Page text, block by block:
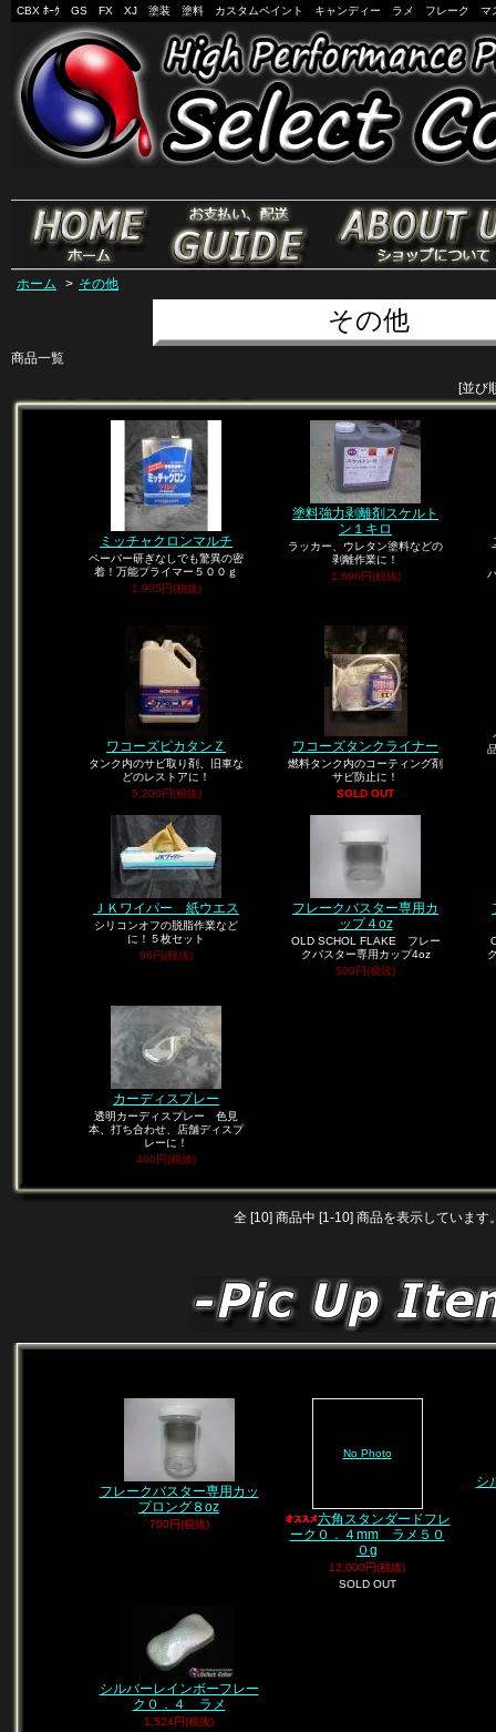
CBX ﾎｰｸ GS FX XJ 塗装 塗料 カスタムペイント キャンディー ラメ フレーク マ
ホーム > その他
その他
商品一覧
[並び
ミッチャクロンマルチ
ペーパー研ぎなしでも驚異の密
着！万能プライマー５００ｇ
1,905円(税抜)
塗料強力剥離剤スケルト
ン１キロ
ラッカー、ウレタン塗料などの
剥離作業に！
1,696円(税抜)
ワコーズピカタンＺ
タンク内のサビ取り剤、旧車な
どのレストアに！
5,200円(税抜)
ワコーズタンクライナー
燃料タンク内のコーティング剤
サビ防止に！
SOLD OUT
ＪＫワイパー 紙ウエス
シリコンオフの脱脂作業など
に！５枚セット
96円(税抜)
フレークバスター専用カ
ップ４oz
OLD SCHOL FLAKE フレー
クバスター専用カップ4oz
500円(税抜)
カーディスプレー
透明カーディスプレー 色見
本、打ち合わせ、店舗ディスプ
レーに！
400円(税抜)
全 [10] 商品中 [1-10] 商品を表示しています
フレークバスター専用カッ
プロング８oz
700円(税抜)
No Photo
六角スタンダードフレ
ーク０．４mm ラメ５０
０g
12,000円(税抜)
SOLD OUT
シ
シルバーレインボーフレー
ク０．４ ラメ
1,524円(税抜)